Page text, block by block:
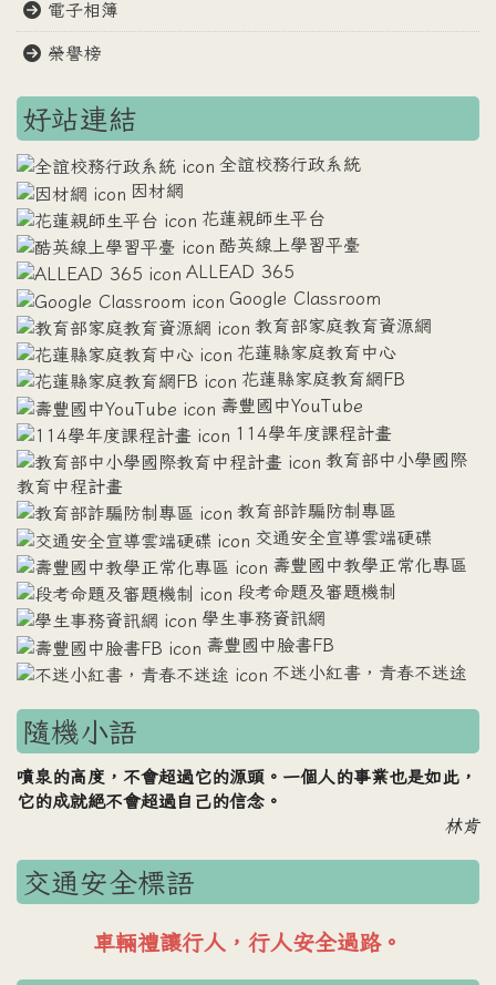
電子相簿
榮譽榜
好站連結
全誼校務行政系統
因材網
花蓮親師生平台
酷英線上學習平臺
ALLEAD 365
Google Classroom
教育部家庭教育資源網
花蓮縣家庭教育中心
花蓮縣家庭教育網FB
壽豐國中YouTube
114學年度課程計畫
教育部中小學國際
教育中程計畫
教育部詐騙防制專區
交通安全宣導雲端硬碟
壽豐國中教學正常化專區
段考命題及審題機制
學生事務資訊網
壽豐國中臉書FB
不迷小紅書，青春不迷途
隨機小語
噴泉的高度，不會超過它的源頭。一個人的事業也是如此，
它的成就絕不會超過自己的信念。
林肯
交通安全標語
車輛禮讓行人，行人安全過路。